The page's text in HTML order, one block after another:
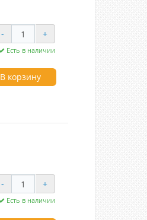
- +
Есть в наличии
В корзину
- +
Есть в наличии